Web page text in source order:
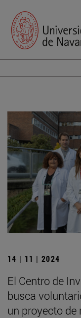
14 | 11 | 2024
El Centro de
busca
un proyecto